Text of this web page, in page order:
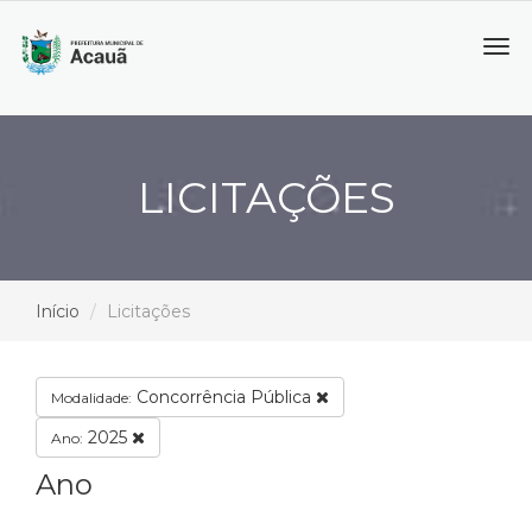
LICITAÇÕES
Início Licitações
Modalidade: Concorrência Pública
Ano: 2025
Ano